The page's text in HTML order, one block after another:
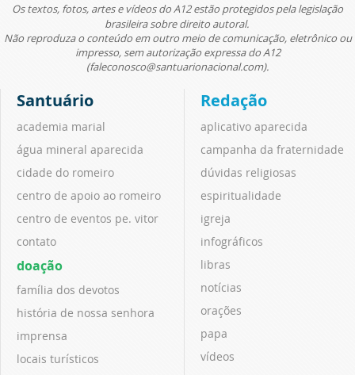
Os textos, fotos, artes e vídeos do A12 estão protegidos pela legislação
brasileira sobre direito autoral.
Não reproduza o conteúdo em outro meio de comunicação, eletrônico ou
impresso, sem autorização expressa do A12
(faleconosco@santuarionacional.com).
Santuário
academia marial
água mineral aparecida
cidade do romeiro
centro de apoio ao romeiro
centro de eventos pe. vitor
contato
doação
família dos devotos
história de nossa senhora
imprensa
locais turísticos
Redação
aplicativo aparecida
campanha da fraternidade
dúvidas religiosas
espiritualidade
igreja
infográficos
libras
notícias
orações
papa
vídeos